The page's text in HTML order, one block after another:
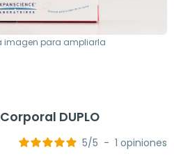
imagen para ampliarla
DUPLO
5/5 - 1 opiniones